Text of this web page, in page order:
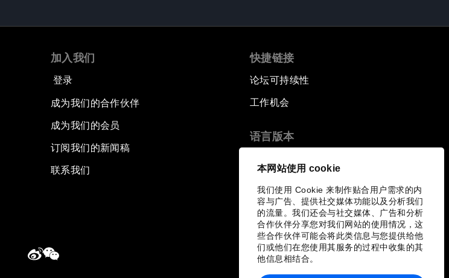
本网站使用 cookie
我们使用 Cookie 来制作贴合用户需求的内
容与广告、提供社交媒体功能以及分析我们
的流量。我们还会与社交媒体、广告和分析
合作伙伴分享您对我们网站的使用情况，这
些合作伙伴可能会将此类信息与您提供给他
们或他们在您使用其服务的过程中收集的其
他信息相结合。
加入我们
登录
成为我们的合作伙伴
成为我们的会员
订阅我们的新闻稿
联系我们
快捷链接
论坛可持续性
工作机会
语言版本